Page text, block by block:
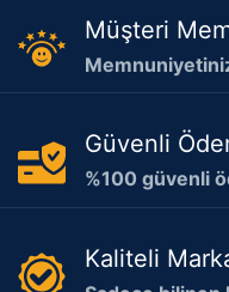
Müşteri
Güvenli
%100 güvenli
Kaliteli